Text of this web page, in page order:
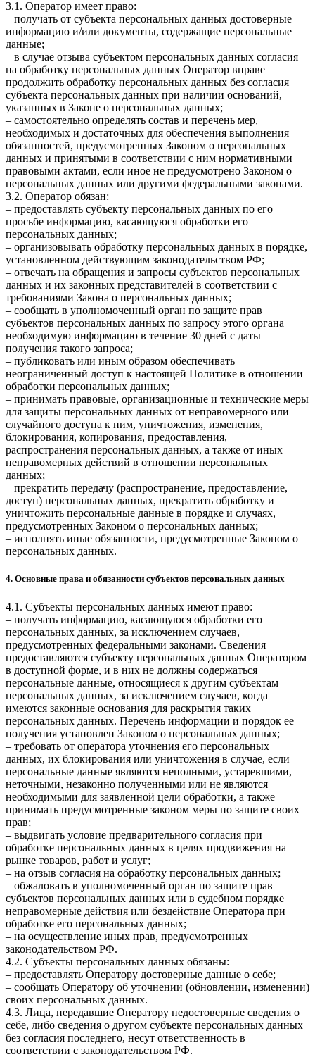
3.1. Оператор имеет право:
– получать от субъекта персональных данных достоверные
информацию и/или документы, содержащие персональные
данные;
– в случае отзыва субъектом персональных данных согласия
на обработку персональных данных Оператор вправе
продолжить обработку персональных данных без согласия
субъекта персональных данных при наличии оснований,
указанных в Законе о персональных данных;
– самостоятельно определять состав и перечень мер,
необходимых и достаточных для обеспечения выполнения
обязанностей, предусмотренных Законом о персональных
данных и принятыми в соответствии с ним нормативными
правовыми актами, если иное не предусмотрено Законом о
персональных данных или другими федеральными законами.
3.2. Оператор обязан:
– предоставлять субъекту персональных данных по его
просьбе информацию, касающуюся обработки его
персональных данных;
– организовывать обработку персональных данных в порядке,
установленном действующим законодательством РФ;
– отвечать на обращения и запросы субъектов персональных
данных и их законных представителей в соответствии с
требованиями Закона о персональных данных;
– сообщать в уполномоченный орган по защите прав
субъектов персональных данных по запросу этого органа
необходимую информацию в течение 30 дней с даты
получения такого запроса;
– публиковать или иным образом обеспечивать
неограниченный доступ к настоящей Политике в отношении
обработки персональных данных;
– принимать правовые, организационные и технические меры
для защиты персональных данных от неправомерного или
случайного доступа к ним, уничтожения, изменения,
блокирования, копирования, предоставления,
распространения персональных данных, а также от иных
неправомерных действий в отношении персональных
данных;
– прекратить передачу (распространение, предоставление,
доступ) персональных данных, прекратить обработку и
уничтожить персональные данные в порядке и случаях,
предусмотренных Законом о персональных данных;
– исполнять иные обязанности, предусмотренные Законом о
персональных данных.
4. Основные права и обязанности субъектов персональных данных
4.1. Субъекты персональных данных имеют право:
– получать информацию, касающуюся обработки его
персональных данных, за исключением случаев,
предусмотренных федеральными законами. Сведения
предоставляются субъекту персональных данных Оператором
в доступной форме, и в них не должны содержаться
персональные данные, относящиеся к другим субъектам
персональных данных, за исключением случаев, когда
имеются законные основания для раскрытия таких
персональных данных. Перечень информации и порядок ее
получения установлен Законом о персональных данных;
– требовать от оператора уточнения его персональных
данных, их блокирования или уничтожения в случае, если
персональные данные являются неполными, устаревшими,
неточными, незаконно полученными или не являются
необходимыми для заявленной цели обработки, а также
принимать предусмотренные законом меры по защите своих
прав;
– выдвигать условие предварительного согласия при
обработке персональных данных в целях продвижения на
рынке товаров, работ и услуг;
– на отзыв согласия на обработку персональных данных;
– обжаловать в уполномоченный орган по защите прав
субъектов персональных данных или в судебном порядке
неправомерные действия или бездействие Оператора при
обработке его персональных данных;
– на осуществление иных прав, предусмотренных
законодательством РФ.
4.2. Субъекты персональных данных обязаны:
– предоставлять Оператору достоверные данные о себе;
– сообщать Оператору об уточнении (обновлении, изменении)
своих персональных данных.
4.3. Лица, передавшие Оператору недостоверные сведения о
себе, либо сведения о другом субъекте персональных данных
без согласия последнего, несут ответственность в
соответствии с законодательством РФ.